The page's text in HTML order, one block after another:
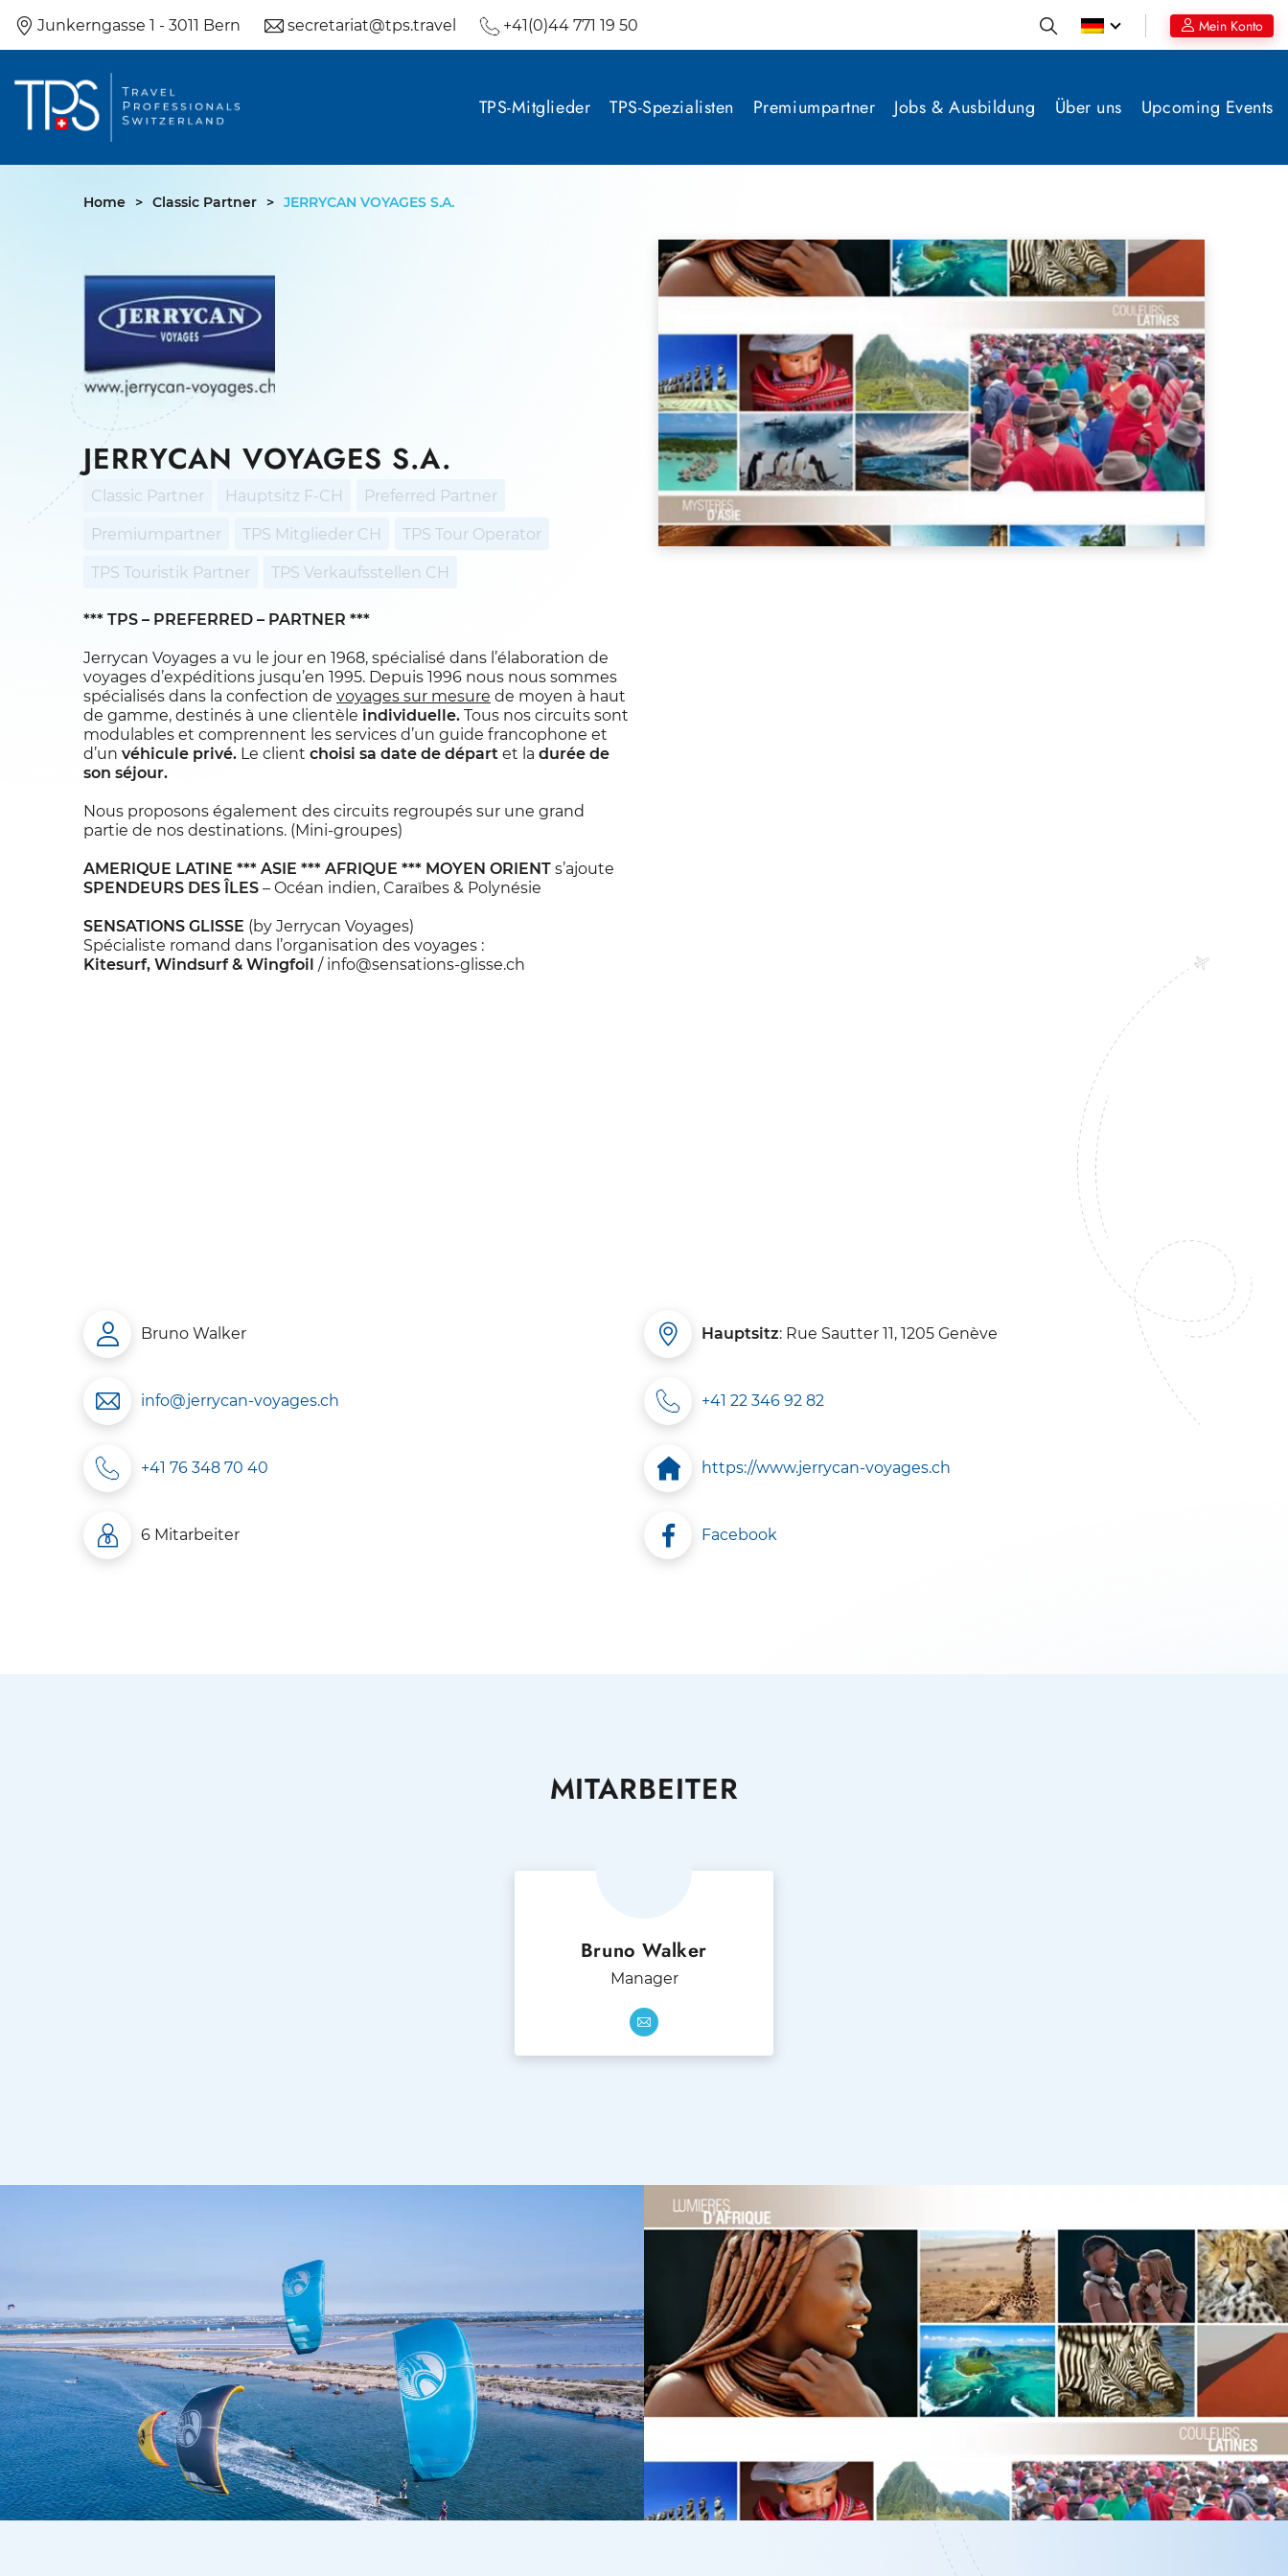
content
Junkerngasse 1 - 3011 Bern secretariat@tps.travel +41(0)44 771 19 50 Mein Konto
TPS-Mitglieder TPS-Spezialisten Premiumpartner Jobs & Ausbildung Über uns Upcoming Events
Home > Classic Partner > JERRYCAN VOYAGES S.A.
JERRYCAN VOYAGES S.A.
Classic Partner Hauptsitz F-CH Preferred Partner
Premiumpartner TPS Mitglieder CH TPS Tour Operator
TPS Touristik Partner TPS Verkaufsstellen CH
*** TPS – PREFERRED – PARTNER ***
Jerrycan Voyages a vu le jour en 1968, spécialisé dans l’élaboration de
voyages d’expéditions jusqu’en 1995. Depuis 1996 nous nous sommes
spécialisés dans la confection de voyages sur mesure de moyen à haut
de gamme, destinés à une clientèle individuelle. Tous nos circuits sont
modulables et comprennent les services d’un guide francophone et
d’un véhicule privé. Le client choisi sa date de départ et la durée de
son séjour.
Nous proposons également des circuits regroupés sur une grand
partie de nos destinations. (Mini-groupes)
AMERIQUE LATINE *** ASIE *** AFRIQUE *** MOYEN ORIENT s’ajoute
SPENDEURS DES ÎLES – Océan indien, Caraïbes & Polynésie
SENSATIONS GLISSE (by Jerrycan Voyages)
Spécialiste romand dans l’organisation des voyages :
Kitesurf, Windsurf & Wingfoil / info@sensations-glisse.ch
Bruno Walker Hauptsitz: Rue Sautter 11, 1205 Genève
info@jerrycan-voyages.ch +41 22 346 92 82
+41 76 348 70 40 https://www.jerrycan-voyages.ch
6 Mitarbeiter Facebook
MITARBEITER
Bruno Walker
Manager